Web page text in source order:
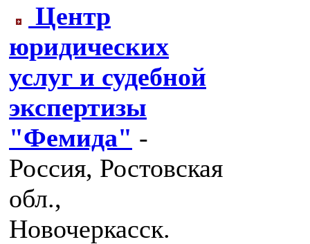
Центр
юридических
услуг и судебной
экспертизы
"Фемида" -
Россия, Ростовская
обл.,
Новочеркасск.